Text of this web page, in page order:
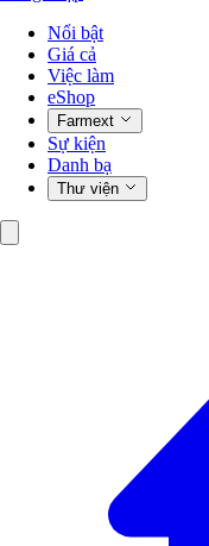
Nổi bật
Giá cả
Việc làm
eShop
Farmext
Sự kiện
Danh bạ
Thư viện